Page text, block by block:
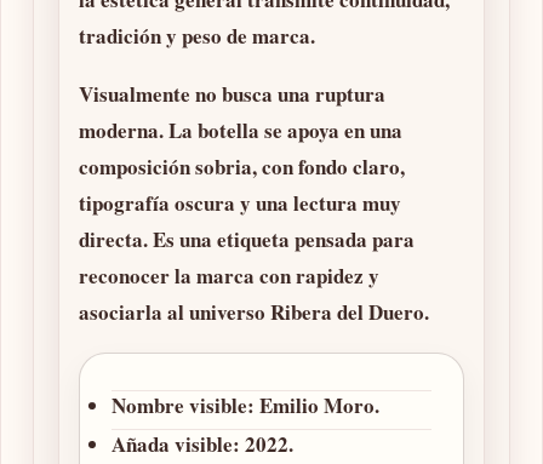
tradición y peso de marca.
Visualmente no busca una ruptura
moderna. La botella se apoya en una
composición sobria, con fondo claro,
tipografía oscura y una lectura muy
directa. Es una etiqueta pensada para
reconocer la marca con rapidez y
asociarla al universo Ribera del Duero.
Nombre visible: Emilio Moro.
Añada visible: 2022.